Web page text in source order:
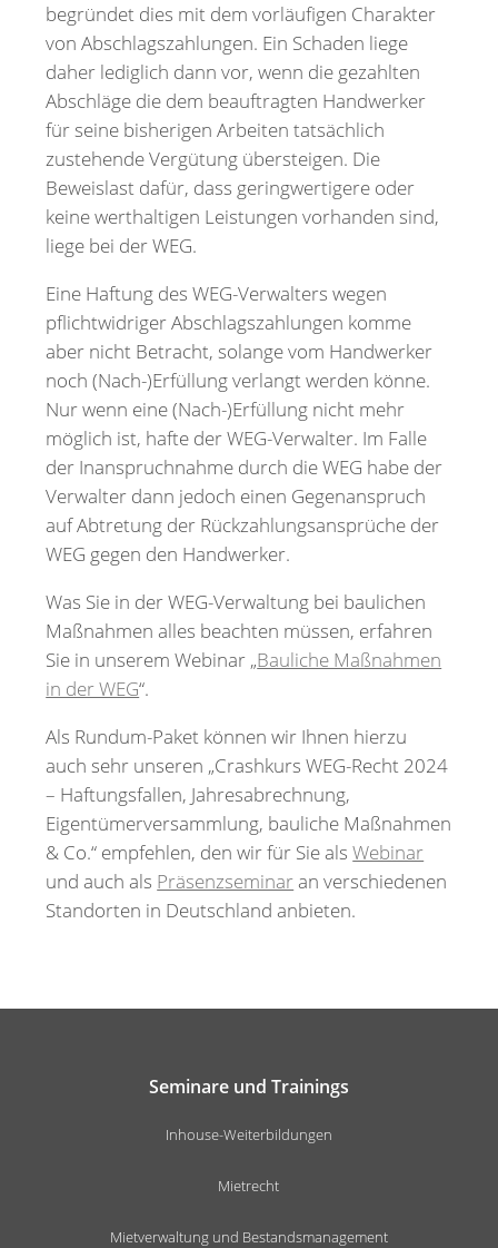
begründet dies mit dem vorläufigen Charakter
von Abschlagszahlungen. Ein Schaden liege
daher lediglich dann vor, wenn die gezahlten
Abschläge die dem beauftragten Handwerker
für seine bisherigen Arbeiten tatsächlich
zustehende Vergütung übersteigen. Die
Beweislast dafür, dass geringwertigere oder
keine werthaltigen Leistungen vorhanden sind,
liege bei der WEG.
Eine Haftung des WEG-Verwalters wegen
pflichtwidriger Abschlagszahlungen komme
aber nicht Betracht, solange vom Handwerker
noch (Nach-)Erfüllung verlangt werden könne.
Nur wenn eine (Nach-)Erfüllung nicht mehr
möglich ist, hafte der WEG-Verwalter. Im Falle
der Inanspruchnahme durch die WEG habe der
Verwalter dann jedoch einen Gegenanspruch
auf Abtretung der Rückzahlungsansprüche der
WEG gegen den Handwerker.
Was Sie in der WEG-Verwaltung bei baulichen
Maßnahmen alles beachten müssen, erfahren
Sie in unserem Webinar „Bauliche Maßnahmen
in der WEG“.
Als Rundum-Paket können wir Ihnen hierzu
auch sehr unseren „Crashkurs WEG-Recht 2024
– Haftungsfallen, Jahresabrechnung,
Eigentümerversammlung, bauliche Maßnahmen
& Co.“ empfehlen, den wir für Sie alsWebinar
und auch als Präsenzseminaran verschiedenen
Standorten in Deutschland anbieten.
Seminare und Trainings
Inhouse-Weiterbildungen
Mietrecht
Mietverwaltung und Bestandsmanagement